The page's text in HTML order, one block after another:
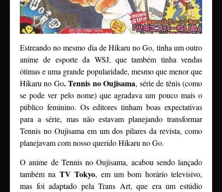
Estreando no mesmo dia de Hikaru no Go, tinha um outro
anime de esporte da WSJ, que também tinha vendas
ótimas e uma grande popularidade, mesmo que menor que
Hikaru no Go. Tennis no Oujisama, série de tênis (como
se pode ver pelo nome) que agradava um pouco mais o
público feminino. Os editores tinham boas expectativas
para a série, mas não estavam planejando transformar
Tennis no Oujisama em um dos pilares da revista, como
planejavam com nosso querido Hikaru no Go.
O anime de Tennis no Oujisama, acabou sendo lançado
também na TV Tokyo, em um bom horário televisivo,
mas foi adaptado pela Trans Art, que era um estúdio